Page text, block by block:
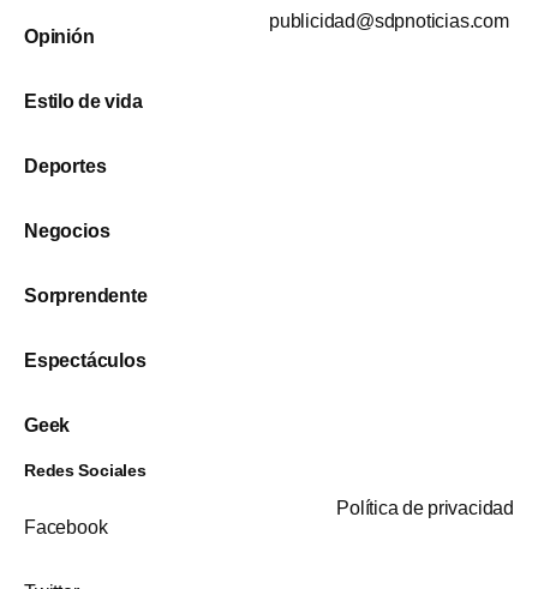
Opinión
Estilo de vida
Deportes
Negocios
Sorprendente
Espectáculos
Geek
publicidad@sdpnoticias.com
Redes Sociales
Facebook
Política de privacidad